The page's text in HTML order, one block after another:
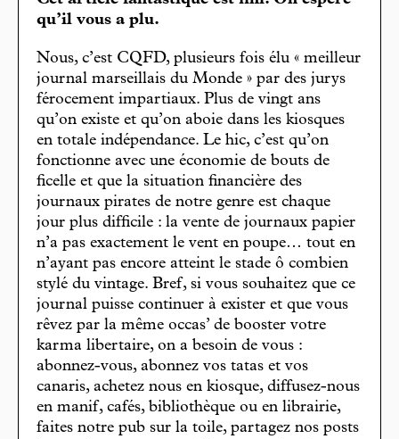
qu’il vous a plu.
Nous, c’est CQFD, plusieurs fois élu « meilleur
journal marseillais du Monde » par des jurys
férocement impartiaux. Plus de vingt ans
qu’on existe et qu’on aboie dans les kiosques
en totale indépendance. Le hic, c’est qu’on
fonctionne avec une économie de bouts de
ficelle et que la situation financière des
journaux pirates de notre genre est chaque
jour plus difficile : la vente de journaux papier
n’a pas exactement le vent en poupe… tout en
n’ayant pas encore atteint le stade ô combien
stylé du vintage. Bref, si vous souhaitez que ce
journal puisse continuer à exister et que vous
rêvez par la même occas’ de booster votre
karma libertaire, on a besoin de vous :
abonnez-vous, abonnez vos tatas et vos
canaris, achetez nous en kiosque, diffusez-nous
en manif, cafés, bibliothèque ou en librairie,
faites notre pub sur la toile, partagez nos posts